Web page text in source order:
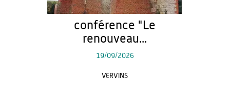
conférence "Le
renouveau...
19/09/2026
VERVINS